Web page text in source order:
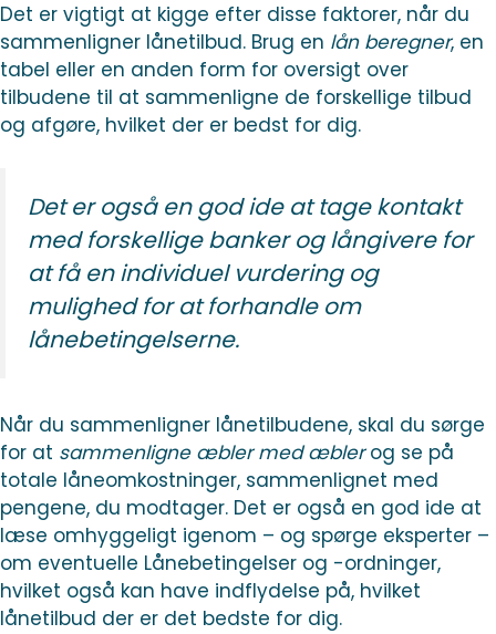
Det er vigtigt at kigge efter disse faktorer, når du
sammenligner lånetilbud. Brug en lån beregner, en
tabel eller en anden form for oversigt over
tilbudene til at sammenligne de forskellige tilbud
og afgøre, hvilket der er bedst for dig.
Det er også en god ide at tage kontakt
med forskellige banker og långivere for
at få en individuel vurdering og
mulighed for at forhandle om
lånebetingelserne.
Når du sammenligner lånetilbudene, skal du sørge
for at sammenligne æbler med æblerog se på
totale låneomkostninger, sammenlignet med
pengene, du modtager. Det er også en god ide at
læse omhyggeligt igenom – og spørge eksperter –
om eventuelle Lånebetingelser og -ordninger,
hvilket også kan have indflydelse på, hvilket
lånetilbud der er det bedste for dig.